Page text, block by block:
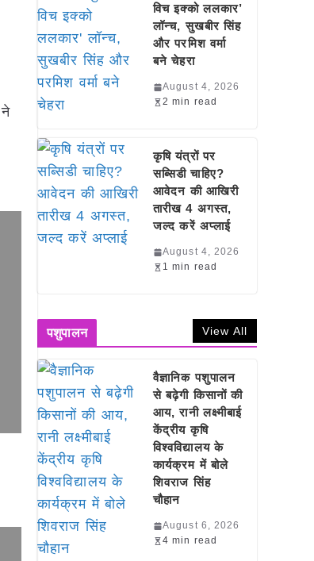
विच इक्को ललकार’
लॉन्च, सुखबीर सिंह
और परमिश वर्मा
बने चेहरा
August 4, 2026
2 min read
कृषि यंत्रों पर
सब्सिडी चाहिए?
आवेदन की आखिरी
तारीख 4 अगस्त,
जल्द करें अप्लाई
August 4, 2026
1 min read
पशुपालन View All
वैज्ञानिक पशुपालन
से बढ़ेगी किसानों की
आय, रानी लक्ष्मीबाई
केंद्रीय कृषि
विश्वविद्यालय के
कार्यक्रम में बोले
शिवराज सिंह
चौहान
August 6, 2026
4 min read